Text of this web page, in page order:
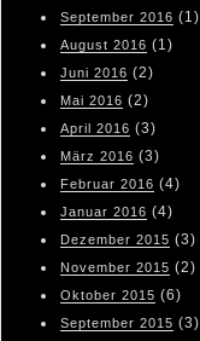
September 2016 (1)
August 2016 (1)
Juni 2016 (2)
Mai 2016 (2)
April 2016 (3)
März 2016 (3)
Februar 2016 (4)
Januar 2016 (4)
Dezember 2015 (3)
November 2015 (2)
Oktober 2015 (6)
September 2015 (3)